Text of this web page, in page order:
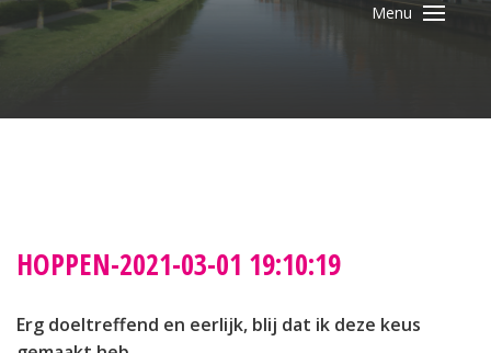
HOPPEN-2021-03-01 19:10:19
Erg doeltreffend en eerlijk, blij dat ik deze keus